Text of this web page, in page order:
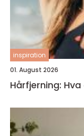
inspiration
01. August 2026
Hårfjerning: